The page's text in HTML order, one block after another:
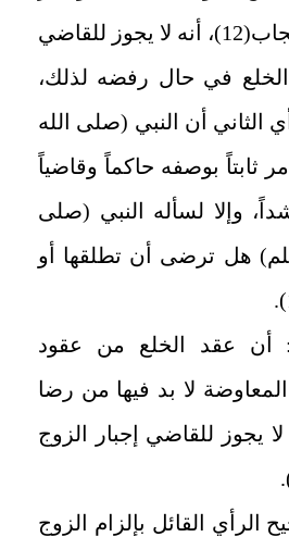
إرشاد وإصلاح لا إيجاب(12)، أنه لا يجوز للقاضي
الخلع في حال رفضه لذلك،
الثاني أن النبي (صلى الله
ثابتاً بوصفه حاكماً وقاضياً
وإلا لسأله النبي (صلى
هل ترضى أن تطلقها أو
: أن عقد الخلع من عقود
لا بد فيها من رضا
لا يجوز للقاضي إجبار الزوج
الرأي القائل بإلزام الزوج